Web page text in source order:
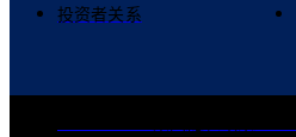
投资者关系